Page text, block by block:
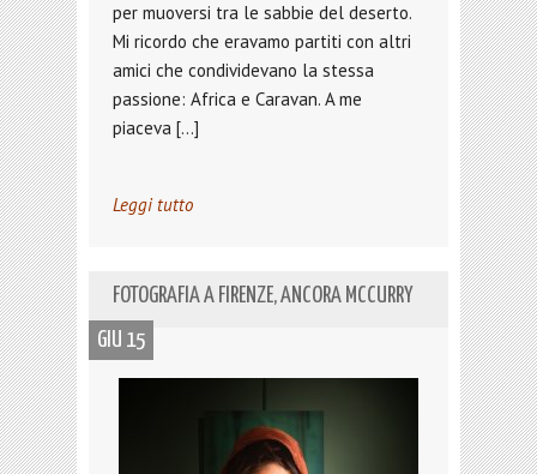
per muoversi tra le sabbie del deserto.
Mi ricordo che eravamo partiti con altri
amici che condividevano la stessa
passione: Africa e Caravan. A me
piaceva […]
Leggi tutto
FOTOGRAFIA A FIRENZE, ANCORA MCCURRY
GIU 15